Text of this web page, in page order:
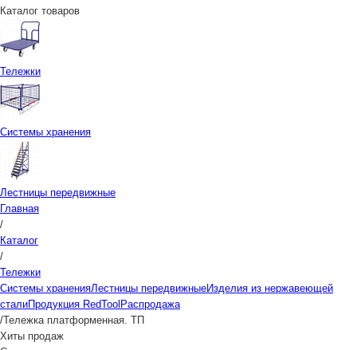
Каталог товаров
Тележки
Системы хранения
Лестницы передвижные
Главная
/
Каталог
/
Тележки
Системы храненияЛестницы передвижныеИзделия из нержавеющей
сталиПродукция RedTool Распродажа
/Тележка платформенная. ТП
Хиты продаж